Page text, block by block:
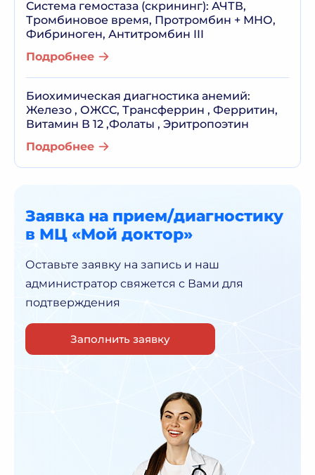
Система гемостаза (скрининг): АЧТВ,
Тромбиновое время, Протромбин + МНО,
Фибриноген, Антитромбин III
Подробнее
Биохимическая диагностика анемий:
Железо , ОЖСС, Трансферрин , Ферритин,
Витамин В 12 ,Фолаты , Эритропоэтин
Подробнее
Заявка на прием/диагностику
в МЦ «Мой доктор»
Оставьте заявку на запись и наш
администратор свяжется с Вами для
подтверждения
Заполнить заявку